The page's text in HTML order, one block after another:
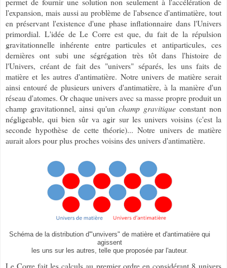
l'expansion, mais aussi au problème de l'absence d'antimatière, tout
en préservant l'existence d'une phase inflationnaire dans l'Univers
primordial. L'idée de Le Corre est que, du fait de la répulsion
gravitationnelle inhérente entre particules et antiparticules, ces
dernières ont subi une ségrégation très tôt dans l'histoire de
l'Univers, créant de fait des "univers" séparés, les uns faits de
matière et les autres d'antimatière. Notre univers de matière serait
ainsi entouré de plusieurs univers d'antimatière, à la manière d'un
réseau d'atomes. Or chaque univers avec sa masse propre produit un
champ gravitationnel, ainsi qu'unchamp gravitiqueconstant non
négligeable, qui bien sûr va agir sur les univers voisins (c'est la
seconde hypothèse de cette théorie)... Notre univers de matière
aurait alors pour plus proches voisins des univers d'antimatière.
Schéma de la distribution d'"unvivers" de matière et d'antimatière qui
agissent
les uns sur les autres, telle que proposée par l'auteur.
Le Corre fait les calculs au premier ordre en considérant 8 univers